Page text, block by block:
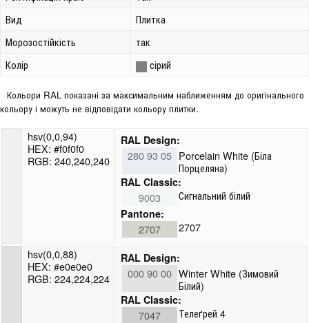
Вид
Плитка
Морозостійкість
так
Колір
сірий
Кольори RAL показані за максимальним наближенням до оригінального
кольору і можуть не відповідати кольору плитки.
hsv(0,0,94)
HEX: #f0f0f0
RGB: 240,240,240
RAL Design:
280 93 05 Porcelain White (Біла
Порцеляна)
RAL Classic:
9003 Сигнальний білий
Pantone:
2707
2707
hsv(0,0,88)
HEX: #e0e0e0
RGB: 224,224,224
RAL Design:
000 90 00 Winter White (Зимовий
Білий)
RAL Classic:
7047 Телеґрей 4